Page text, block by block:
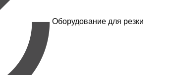
Оборудование для резки